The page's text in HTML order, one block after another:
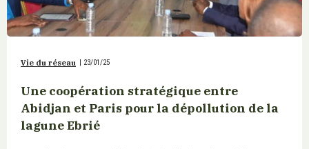
Vie du réseau | 23/01/25
Une coopération stratégique entre
Abidjan et Paris pour la dépollution de la
lagune Ebrié